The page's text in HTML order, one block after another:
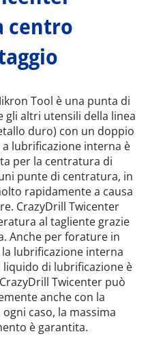
centro
Tool è una punta di
gli altri utensili della linea
duro) con un doppio
lubrificazione interna è
per la centratura di
punte di centratura, in
rapidamente a causa
CrazyDrill Twicenter
al tagliente grazie
Anche per forature in
lubrificazione interna
di lubrificazione è
Twicenter può
anche con la
caso, la massima
è garantita.